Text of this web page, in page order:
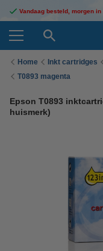
Vandaag besteld, morgen in
Home Inkt cartridges
T0893 magenta
Epson T0893
huismerk)